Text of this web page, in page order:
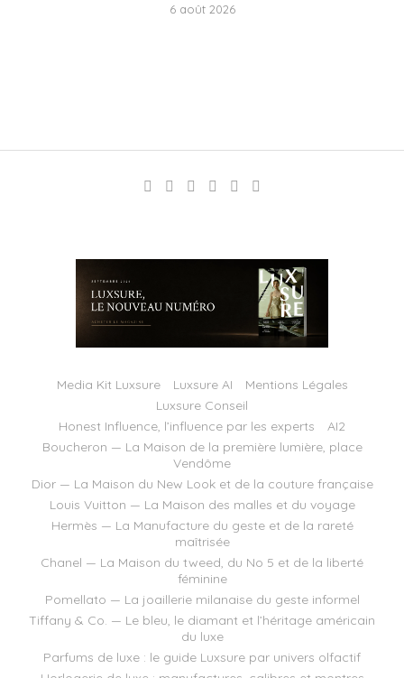
6 août 2026
Media Kit Luxsure Luxsure AI
Mentions Légales
Luxsure Conseil
Honest Influence, l’influence par les experts
AI2
Boucheron — La Maison de la première lumière, place
Vendôme
Dior — La Maison du New Look et de la couture française
Louis Vuitton — La Maison des malles et du voyage
Hermès — La Manufacture du geste et de la rareté
maîtrisée
Chanel — La Maison du tweed, du No 5 et de la liberté
féminine
Pomellato — La joaillerie milanaise du geste informel
Tiffany & Co. — Le bleu, le diamant et l’héritage américain
du luxe
Parfums de luxe : le guide Luxsure par univers olfactif